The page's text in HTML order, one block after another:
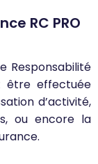
RC PRO
Responsabilité
être effectuée
d’activité,
ou encore la